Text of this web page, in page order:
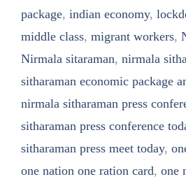
package, indian economy,
middle class, migrant workers,
Nirmala sitaraman, nirmala
sitharaman economic package
nirmala sitharaman press
sitharaman press conference
sitharaman press meet today,
one nation one ration card, one